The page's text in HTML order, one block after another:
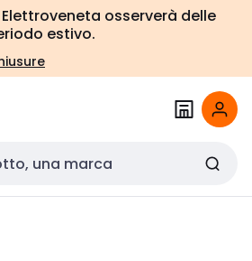
osserverà delle
estivo.